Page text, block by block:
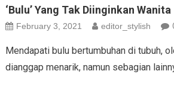
‘Bulu’ Yang Tak Diinginkan Wanita
February 3, 2021 editor_stylish
Mendapati bulu bertumbuhan di tubuh,
dianggap menarik, namun sebagian